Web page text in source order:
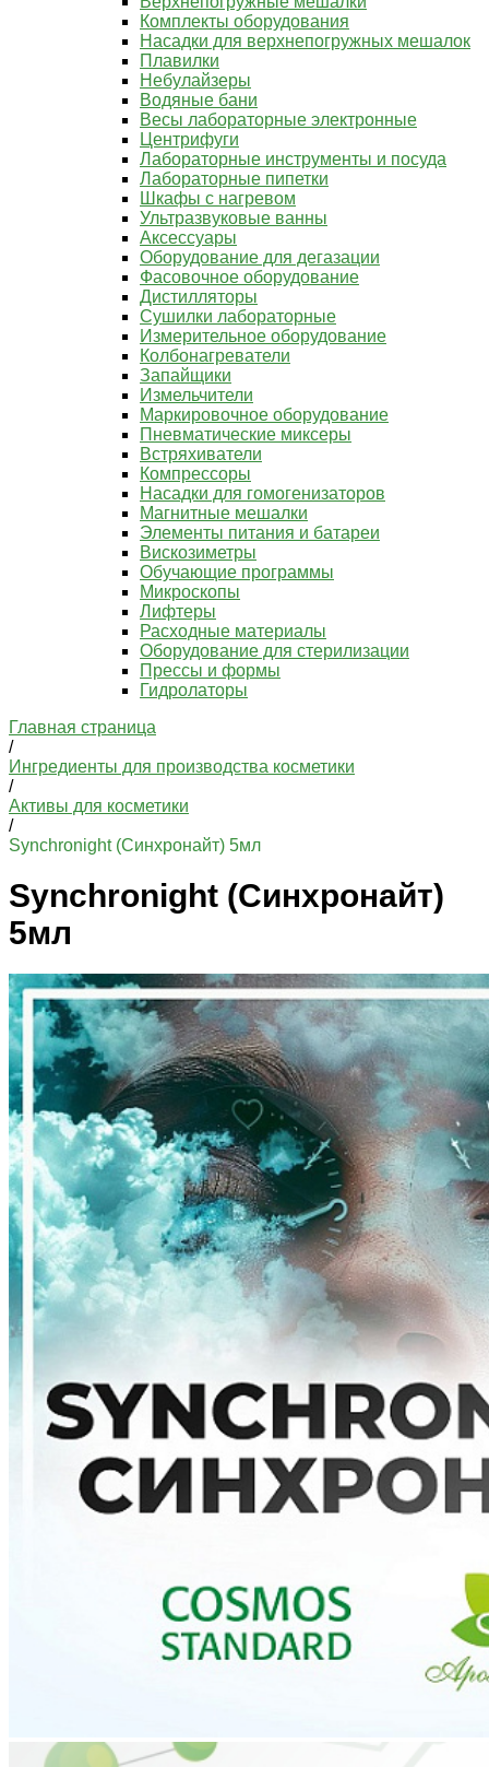
Комплекты оборудования
Насадки для верхнепогружных мешалок
Плавилки
Небулайзеры
Водяные бани
Весы лабораторные электронные
Центрифуги
Лабораторные инструменты и посуда
Лабораторные пипетки
Шкафы с нагревом
Ультразвуковые ванны
Аксессуары
Оборудование для дегазации
Фасовочное оборудование
Дистилляторы
Сушилки лабораторные
Измерительное оборудование
Колбонагреватели
Запайщики
Измельчители
Маркировочное оборудование
Пневматические миксеры
Встряхиватели
Компрессоры
Насадки для гомогенизаторов
Магнитные мешалки
Элементы питания и батареи
Вискозиметры
Обучающие программы
Микроскопы
Лифтеры
Расходные материалы
Оборудование для стерилизации
Прессы и формы
Гидролаторы
Главная страница
/
Ингредиенты для производства косметики
/
Активы для косметики
/
Synchronight (Синхронайт) 5мл
Synchronight (Синхронайт)
5мл